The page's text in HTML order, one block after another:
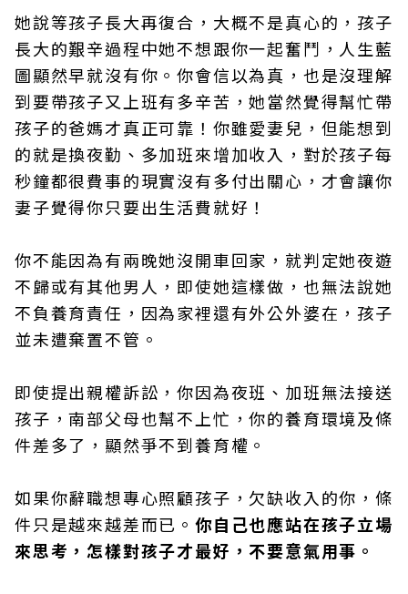
她說等孩子長大再復合，大概不是真心的，孩子
長大的艱辛過程中她不想跟你一起奮鬥，人生藍
圖顯然早就沒有你。你會信以為真，也是沒理解
到要帶孩子又上班有多辛苦，她當然覺得幫忙帶
孩子的爸媽才真正可靠！你雖愛妻兒，但能想到
的就是換夜勤、多加班來增加收入，對於孩子每
秒鐘都很費事的現實沒有多付出關心，才會讓你
妻子覺得你只要出生活費就好！
你不能因為有兩晚她沒開車回家，就判定她夜遊
不歸或有其他男人，即使她這樣做，也無法說她
不負養育責任，因為家裡還有外公外婆在，孩子
並未遭棄置不管。
即使提出親權訴訟，你因為夜班、加班無法接送
孩子，南部父母也幫不上忙，你的養育環境及條
件差多了，顯然爭不到養育權。
如果你辭職想專心照顧孩子，欠缺收入的你，條
件只是越來越差而已。你自己也應站在孩子立場
來思考，怎樣對孩子才最好，不要意氣用事。